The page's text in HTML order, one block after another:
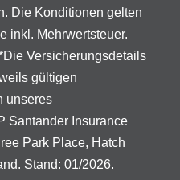
Die Konditionen gelten
inkl. Mehrwertsteuer.
Versicherungsdetails
gültigen
unseres
Santander Insurance
Park Place, Hatch
Stand: 01/2026.